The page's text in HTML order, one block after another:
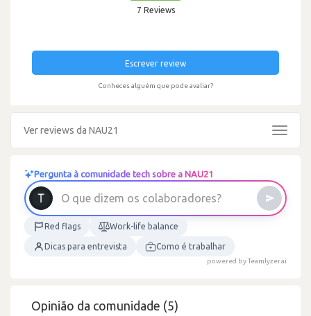
7 Reviews
Escrever review
Conheces alguém que pode avaliar?
Ver reviews da NAU21
Toggle
Pergunta à comunidade tech sobre a NAU21
O que d izem os colaborad ores?
Red flags Work-life balance
Dicas para entrevista Como é trabalhar
powered by Teamlyzer.ai
Opinião da comunidade (5)